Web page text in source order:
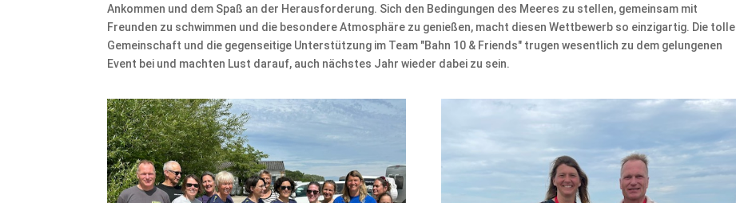
Ankommen und dem Spaß an der Herausforderung. Sich den Bedingungen des Meeres zu stellen, gemeinsam mit
Freunden zu schwimmen und die besondere Atmosphäre zu genießen, macht diesen Wettbewerb so einzigartig. Die tolle
Gemeinschaft und die gegenseitige Unterstützung im Team "Bahn 10 & Friends" trugen wesentlich zu dem gelungenen
Event bei und machten Lust darauf, auch nächstes Jahr wieder dabei zu sein.